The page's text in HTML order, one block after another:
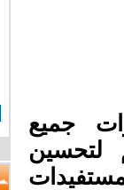
جميع
لتحسين